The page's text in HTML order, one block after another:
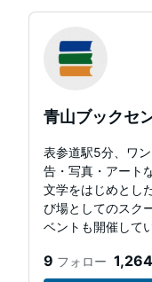
青山ブックセ
表参道駅5分、ワ
告・写真・アート
文学をはじめとし
び場としてのスク
ベントも開催して
9 フォロー 1,264